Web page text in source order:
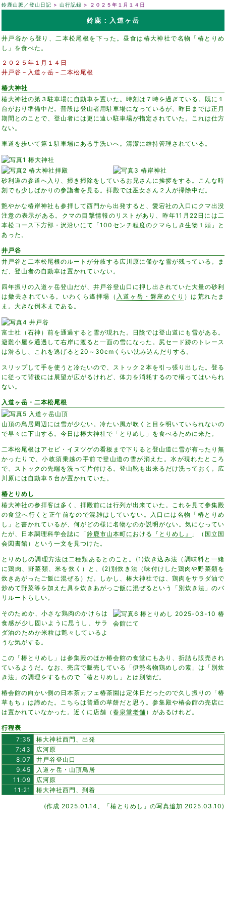
鈴鹿山脈／登山日記 山行記録 ２０２５年１月１４日
鈴鹿：入道ヶ岳
井戸谷から登り、二本松尾根を下った。昼食は椿大神社で名物「椿とりめ
し」を食べた。
２０２５年１月１４日
井戸谷－入道ヶ岳－二本松尾根
椿大神社
椿大神社の第３駐車場に自動車を置いた。時刻は７時を過ぎている。既に１
台がおり準備中だ。普段は登山者用駐車場になっているが、昨日までは正月
期間とのことで、登山者には更に遠い駐車場が指定されていた。これは仕方
ない。
車道を歩いて第１駐車場にある手洗いへ。清潔に維持管理されている。
砂利道の参道へ入り、掃き掃除をしているお兄さんに挨拶をする。こんな時
刻でも少しばかりの参詣者を見る。拝殿では巫女さん２人が掃除中だ。
艶やかな椿岸神社も参拝して西門から出発すると、愛宕社の入口にクマ出没
注意の表示がある。クマの目撃情報のリストがあり、昨年11月22日には二
本松コース下方部・沢沿いにて「100センチ程度のクマらしき生物１頭」と
あった。
井戸谷
井戸谷と二本松尾根のルートが分岐する広川原に僅かな雪が残っている。ま
だ、登山者の自動車は置かれていない。
四年振りの入道ヶ岳登山だが、井戸谷登山口に押し出されていた大量の砂利
は撤去されている。いわくら遙拝場（ 入道ヶ岳・磐座めぐり ）は荒れたま
ま。大きな倒木まである。
富士社（石神）前を通過すると雪が現れた。日陰では登山道にも雪がある。
避難小屋を通過して右岸に渡ると一面の雪になった。尻セード跡のトレース
は滑るし、これを逃げると20～30cmくらい沈み込んだりする。
スリップして手を使うと冷たいので、ストック２本を引っ張り出した。登る
に従って背後には展望が広がるけれど、体力を消耗するので構ってはいられ
ない。
入道ヶ岳・二本松尾根
山頂の鳥居周辺には雪が少ない。冷たい風が吹くと目を明いていられないの
で早々に下山する。今日は椿大神社で「とりめし」を食べるために来た。
二本松尾根はアセビ・イヌツゲの看板まで下りると登山道に雪が有ったり無
かったりで、小岐須乗越の手前で登山道の雪が消えた。水が現れたところ
で、ストックの先端を洗って片付ける。登山靴も出来るだけ洗っておく。広
川原には自動車５台が置かれていた。
椿とりめし
椿大神社の参拝客は多く、拝殿前には行列が出来ていた。これを見て参集殿
の食堂へ行くと正午前なので混雑はしていない。入口には名物「椿とりめ
し」と書かれているが、何がどの様に名物なのか説明がない。気になってい
たが、日本調理科学会誌に「鈴鹿市山本町における『とりめし』
」（国立国
会図書館）という一文を見つけた。
とりめしの調理方法は二種類あるとのこと。(1)炊き込み法（調味料と一緒
に鶏肉、野菜類、米を炊く）と、(2)別炊き法（味付けした鶏肉や野菜類を
炊きあがったご飯に混ぜる）だ。しかし、椿大神社では、鶏肉をサラダ油で
炒めて野菜等を加えた具を炊きあがっご飯に混ぜるという「別炊き法」のバ
リルートらしい。
そのためか、小さな鶏肉のかけらは
食感が少し固いように思うし、サラ
ダ油のためか米粒は艶々しているよ
うな気がする。
この「椿とりめし」は参集殿のほか椿会館の食堂にもあり、折詰も販売され
ているようだ。なお、売店で販売している「伊勢名物鶏めしの素」は「別炊
き法」の調理をするもので「椿とりめし」とは別物だ。
椿会館の向かい側の日本茶カフェ椿茶園は定休日だったので久し振りの「椿
草もち」は諦めた。こちらは普通の草餅だと思う。参集殿や椿会館の売店に
は置かれていなかった。近くに店舗（ 春泉堂老舗 ）があるけれど。
行程表
7:35
椿大神社西門、出発
7:43
広河原
8:07
井戸谷登山口
9:45
入道ヶ岳・山頂鳥居
11:09
広河原
11:21
椿大神社西門、到着
(作成 2025.01.14、「椿とりめし」の写真追加 2025.03.10)